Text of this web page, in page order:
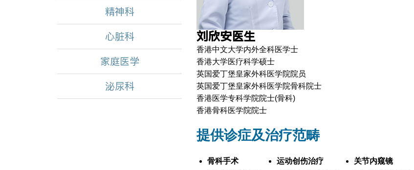
精神科
心脏科
家庭医学
泌尿科
刘欣安医生
香港中文大学内外全科医学士
香港大学医疗科学硕士
英国爱丁堡皇家外科医学院院员
英国爱丁堡皇家外科医学院骨科院士
香港医学专科学院院士(骨科)
香港骨科医学院院士
提供诊症及治疗范畴
骨科手术 运动创伤治疗
关节内窥镜